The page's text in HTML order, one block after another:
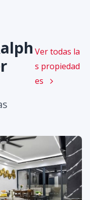
Ver todas la
s propiedad
es